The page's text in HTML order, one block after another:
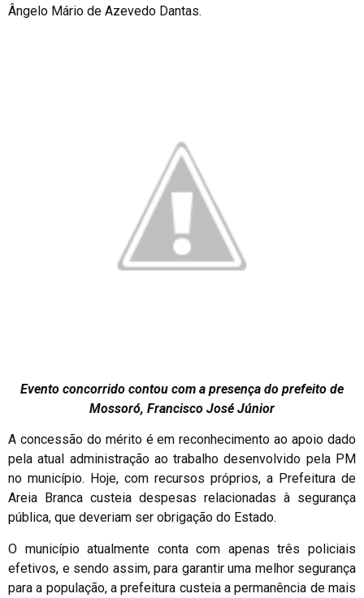
Ângelo Mário de Azevedo Dantas.
Evento concorrido contou com a presença do prefeito de
Mossoró, Francisco José Júnior
A concessão do mérito é em reconhecimento ao apoio dado
pela atual administração ao trabalho desenvolvido pela PM
no município. Hoje, com recursos próprios, a Prefeitura de
Areia Branca custeia despesas relacionadas à segurança
pública, que deveriam ser obrigação do Estado.
O município atualmente conta com apenas três policiais
efetivos, e sendo assim, para garantir uma melhor segurança
para a população, a prefeitura custeia a permanência de mais